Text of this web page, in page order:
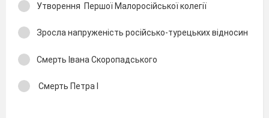
Утворення Першої Малоросійської колегії
Зросла напруженість російсько-турецьких відносин
Смерть Івана Скоропадського
Смерть Петра І